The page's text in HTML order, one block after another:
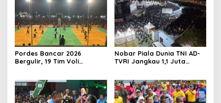
Pordes Bancar 2026
Bergulir, 19 Tim Voli
Nobar Piala Dunia TNI AD-
TVRI Jangkau 1,1 Juta